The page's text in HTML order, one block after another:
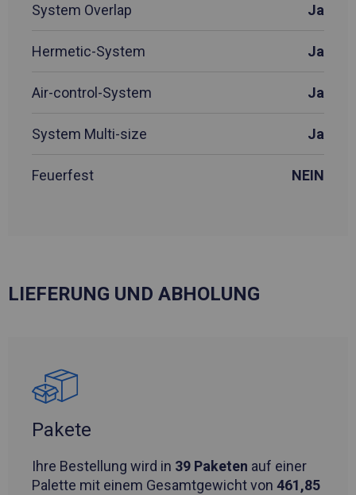
System Overlap Ja
Hermetic-System Ja
Air-control-System Ja
System Multi-size Ja
Feuerfest NEIN
LIEFERUNG UND ABHOLUNG
Pakete
Ihre Bestellung wird in 39 Paketen auf einer
Palette mit einem Gesamtgewicht von 461,85